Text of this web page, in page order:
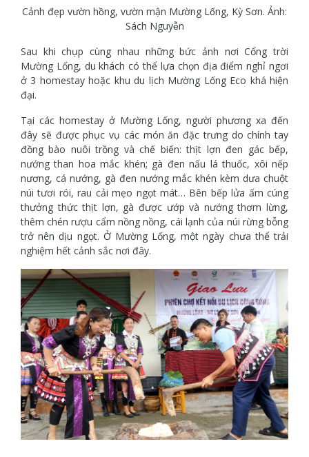
Cảnh đẹp vườn hồng, vườn mận Mường Lống, Kỳ Sơn. Ảnh:
Sách Nguyễn
Sau khi chụp cùng nhau những bức ảnh nơi Cổng trời
Mường Lống, du khách có thể lựa chọn địa điểm nghỉ ngơi
ở 3 homestay hoặc khu du lịch Mường Lống Eco khá hiện
đại.
Tại các homestay ở Mường Lống, người phương xa đến
đây sẽ được phục vụ các món ăn đặc trưng do chính tay
đồng bào nuôi trồng và chế biến: thịt lợn đen gác bếp,
nướng than hoa mắc khén; gà đen nấu lá thuốc, xôi nếp
nương, cá nướng, gà đen nướng mắc khén kèm dưa chuột
núi tươi rói, rau cải mẹo ngọt mát… Bên bếp lửa ấm cúng
thưởng thức thịt lợn, gà được ướp và nướng thơm lừng,
thêm chén rượu cẩm nồng nồng, cái lạnh của núi rừng bỗng
trở nên dịu ngọt. Ở Mường Lống, một ngày chưa thể trải
nghiệm hết cảnh sắc nơi đây.